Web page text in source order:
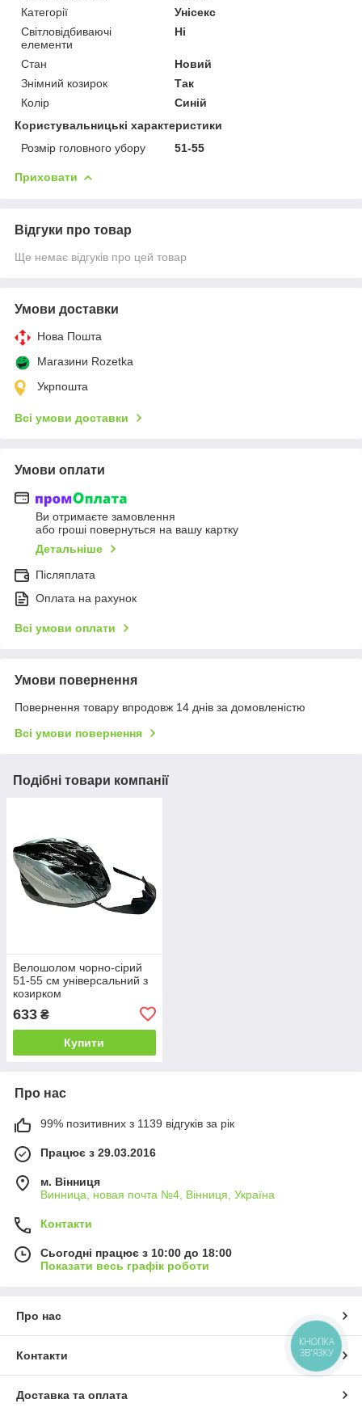
Категорії
Унісекс
Світловідбиваючі
елементи
Ні
Стан
Новий
Знімний козирок
Так
Колір
Синій
Користувальницькі характеристики
Розмір головного убору
51-55
Приховати
Відгуки про товар
Ще немає відгуків про цей товар
Умови доставки
Нова Пошта
Магазини Rozetka
Укрпошта
Всі умови доставки
Умови оплати
Ви отримаєте замовлення
або гроші повернуться на вашу картку
Детальніше
Післяплата
Оплата на рахунок
Всі умови оплати
Умови повернення
Повернення товару впродовж 14 днів за домовленістю
Всі умови повернення
Подібні товари компанії
Велошолом чорно-сірий
51-55 см універсальний з
козирком
633 ₴
Купити
Про нас
99% позитивних з 1139 відгуків за рік
Працює з 29.03.2016
м. Вінниця
Винница, новая почта №4, Вінниця, Україна
Контакти
Сьогодні працює з 10:00 до 18:00
Показати весь графік роботи
Про нас
Контакти
Доставка та оплата
КНОПКА
ЗВ'ЯЗКУ